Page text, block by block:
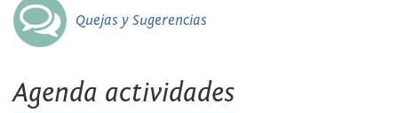
Quejas y Sugerencias
Agenda actividades